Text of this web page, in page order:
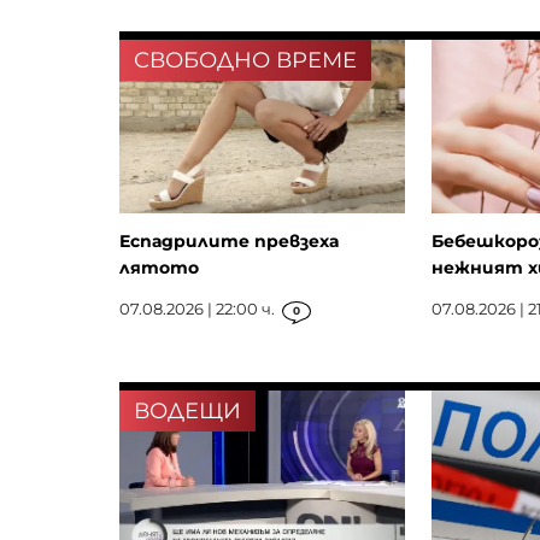
СВОБОДНО ВРЕМЕ
Еспадрилите превзеха
лятото
07.08.2026 | 22:00 ч. 0
нежният
07.08.2026 |
ВОДЕЩИ